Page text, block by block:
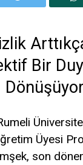
Bir
Dönüşüyor
Üyesi
son